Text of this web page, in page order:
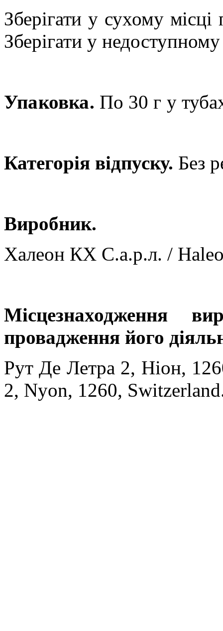
Зберігати у сухому
Зберігати у недоступному
Упаковка. По 30 г у
Категорія відпуску. Без
Виробник.
Халеон КХ С.а.р.л. /
Місцезнаходження
провадження його
Рут Де Летра 2, Ніон,
2, Nyon, 1260,